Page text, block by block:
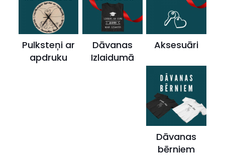
Pulksteņi ar
apdruku
Dāvanas
Izlaidumā
Aksesuāri
Dāvanas
bērniem